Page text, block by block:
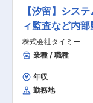
など社内交流も活発
り 変更の範囲：会
針の策定 ◇AI/LLMセキュリティ・データ保護 ・
LLM利用に伴うセキ
ロンプトインジェク
ク対策 ・AI出力品質
声・テキストデータ
・医療情報を扱うプ
ISMS運用改善 ・3省
ンシデント対応フロ
ンバーへのセキュリティ教育 ■ポ
す。ＤＮＰグルー
ステム〜各事業会
きます。外販案件は
けの案件であり、完
す。 ■親会社のDNPに関して: DNPは、国内外の
約3 万社の顧客企業
分野で多様な製品や
（Printing）と情報
合わせたイノベーシ
出していく世界最大
■DNPの事業特徴
【汐留】シス
ィ監査など内
株式会社タイミー
業種 / 職種
年収
勤務地